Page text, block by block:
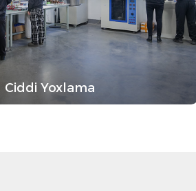
Ciddi Yoxlama